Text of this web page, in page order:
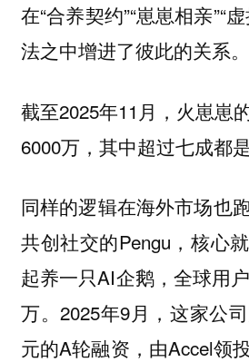
在“合养契约”“崽崽相亲”“
法之中增进了彼此的关系。
截至2025年11月，火崽崽
6000万，其中超过七成都
同样的逻辑在海外市场也
共创社交的Pengu，核心
起养一只AI企鹅，全球用
万。2025年9月，这家公
元的A轮融资，由Accel领